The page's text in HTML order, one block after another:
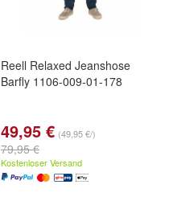
Reell Relaxed Jeanshose
Barfly 1106-009-01-178
49,95 € (49,95 €/)
79,95 €
Kostenloser Versand